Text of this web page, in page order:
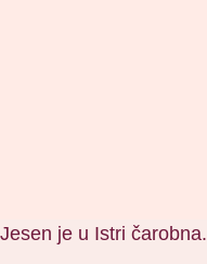
Jesen je u Istri